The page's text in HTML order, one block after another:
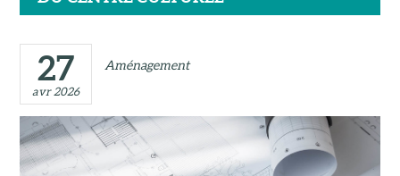
27
avr 2026
Aménagement